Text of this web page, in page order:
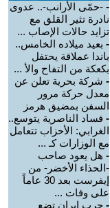
- -حمّى الأرانب-.. عدوى
نادرة تثير القلق مع
تزايد حالات الإصاب ...
- بعيد ميلاده الخامس..
باندا عملاقة يحتفل
بكعكة من التفاح والأ ...
- شركة بحرية تعلن عن
معدل حركة مرور
السفن بمضيق هرمز
- فساد الناصرية يتوسع..
الغرابي: الأحزاب تتعامل
مع الوزارات كـ ...
- هل يعود صاحب
-الحذاء الأخضر- من
إيفرست بعد 30 عاماً
على وفات ...
- حرب إيران تضع